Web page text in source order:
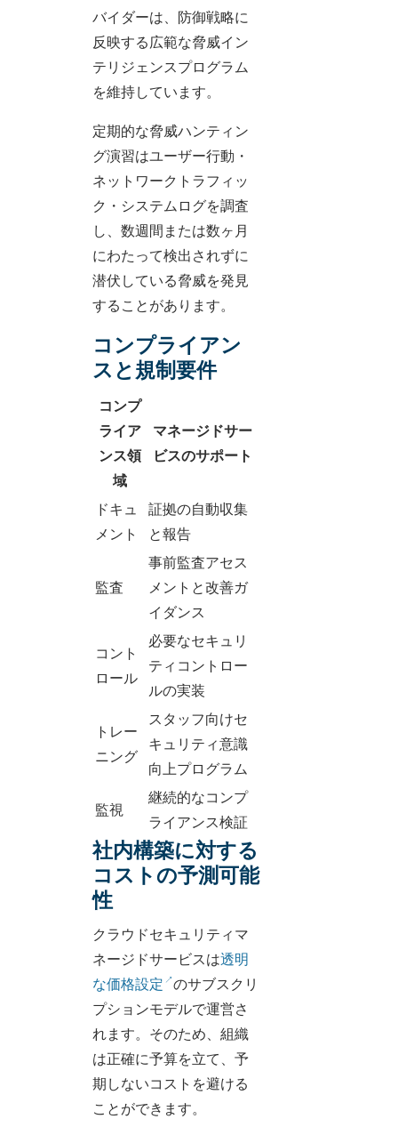
バイダーは、防御戦略に
反映する広範な脅威イン
テリジェンスプログラム
を維持しています。
定期的な脅威ハンティン
グ演習はユーザー行動・
ネットワークトラフィッ
ク・システムログを調査
し、数週間または数ヶ月
にわたって検出されずに
潜伏している脅威を発見
することがあります。
コンプライアン
スと規制要件
コンプ
ライア
ンス領
域
マネージドサー
ビスのサポート
ドキュ
メント
証拠の自動収集
と報告
監査
事前監査アセス
メントと改善ガ
イダンス
コント
ロール
必要なセキュリ
ティコントロー
ルの実装
トレー
ニング
スタッフ向けセ
キュリティ意識
向上プログラム
監視
継続的なコンプ
ライアンス検証
社内構築に対する
コストの予測可能
性
クラウドセキュリティマ
ネージドサービスは透明
な価格設定 のサブスクリ
プションモデルで運営さ
れます。そのため、組織
は正確に予算を立て、予
期しないコストを避ける
ことができます。